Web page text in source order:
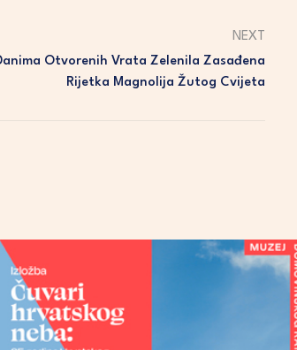
NEXT
Otvorenih Vrata Zelenila Zasađena
Rijetka Magnolija Žutog Cvijeta